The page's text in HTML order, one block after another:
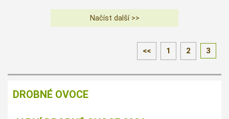
<< 1 2 3
DROBNÉ OVOCE